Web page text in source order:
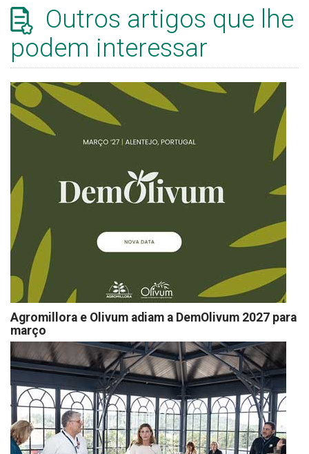
Outros artigos que lhe
podem interessar
Agromillora e Olivum adiam a DemOlivum 2027 para
março